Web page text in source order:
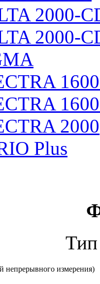
2000-
2000-
2000
Plus
непрерывного измерения)